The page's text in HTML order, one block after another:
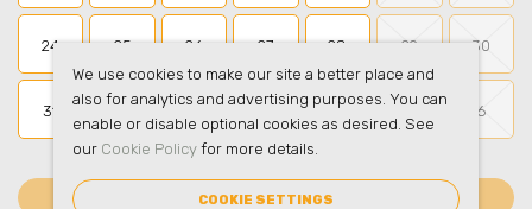
24 25 26 27 28 29 30
31 4 6
FORTSÄTT
We use cookies to make our site a better place and
also for analytics and advertising purposes. You can
enable or disable optional cookies as desired. See
our Cookie Policyfor more details.
COOKIE SETTINGS